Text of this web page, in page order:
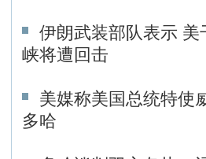
伊朗武装部队表示
峡将遭回击
美媒称美国总统特使
多哈